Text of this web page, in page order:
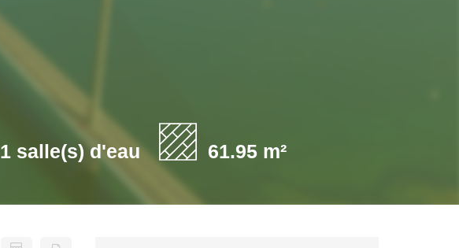
1 salle(s) d'eau 61.95 m²